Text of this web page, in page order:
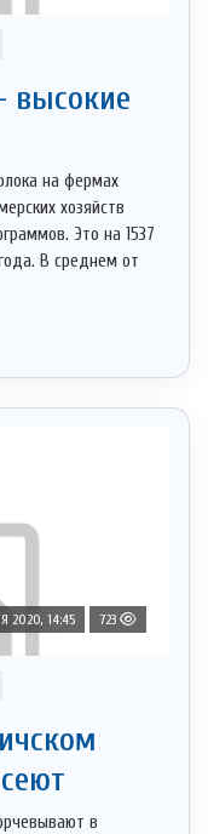
высокие
на фермах
хозяйств
Это на 1537
В среднем от
2020, 14:45 723
в